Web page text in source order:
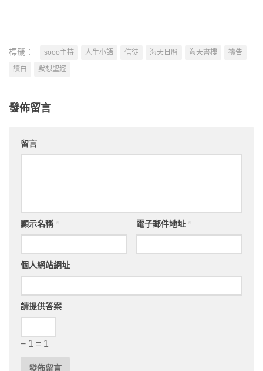
標籤： sooo主持 人生小語 信徒 海天日曆 海天書樓
禱告
讀白
默想聖經
發佈留言
留言
顯示名稱 電子郵件地址
個人網站網址
請提供答案
− 1 = 1